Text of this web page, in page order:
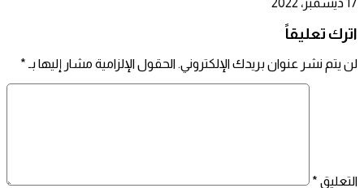
17 ديسمبر، 2022
اترك تعليقاً
لن يتم نشر عنوان بريدك الإلكتروني.الحقول الإلزامية مشار إليها بـ *
التعليق *